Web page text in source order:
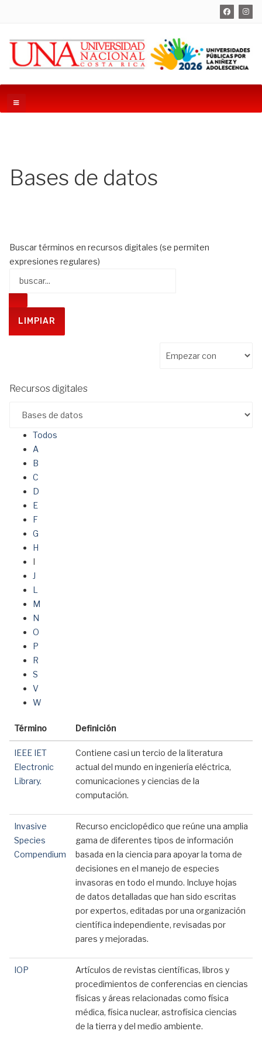
Bases de datos
Buscar términos en recursos digitales (se permiten
expresiones regulares)
Recursos digitales
Todos
A
B
C
D
E
F
G
H
I
J
L
M
N
O
P
R
S
V
W
Término Definición
IEEE IET
Electronic
Library.
Contiene casi un tercio de la literatura
actual del mundo en ingeniería eléctrica,
comunicaciones y ciencias de la
computación.
Invasive
Species
Compendium
Recurso enciclopédico que reúne una amplia
gama de diferentes tipos de información
basada en la ciencia para apoyar la toma de
decisiones en el manejo de especies
invasoras en todo el mundo. Incluye hojas
de datos detalladas que han sido escritas
por expertos, editadas por una organización
científica independiente, revisadas por
pares y mejoradas.
IOP
Artículos de revistas científicas, libros y
procedimientos de conferencias en ciencias
físicas y áreas relacionadas como física
médica, física nuclear, astrofísica ciencias
de la tierra y del medio ambiente.